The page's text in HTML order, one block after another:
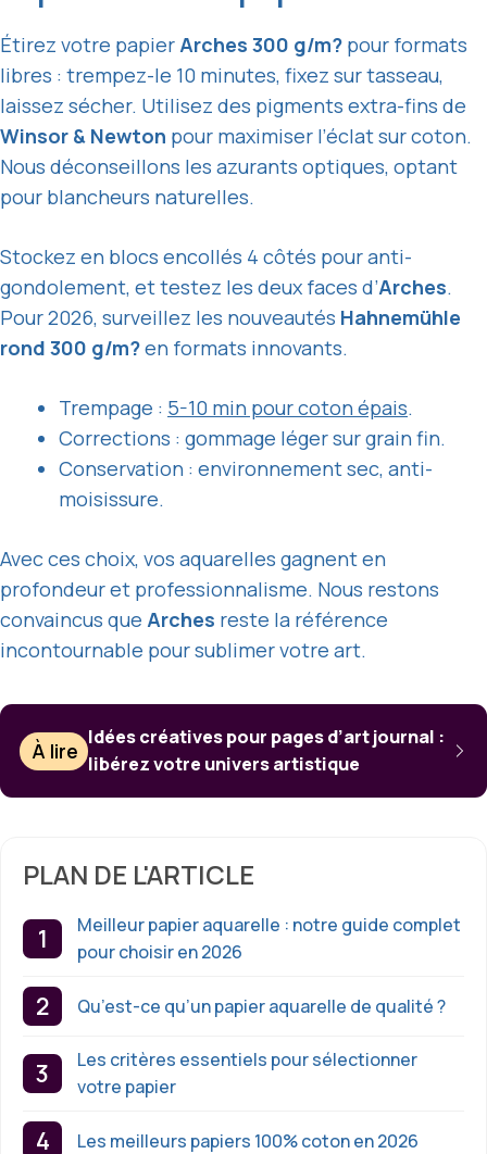
Étirez votre papierArches 300 g/m? pour formats
libres : trempez-le 10 minutes, fixez sur tasseau,
laissez sécher. Utilisez des pigments extra-fins de
Winsor & Newton pour maximiser l’éclat sur coton.
Nous déconseillons les azurants optiques, optant
pour blancheurs naturelles.
Stockez en blocs encollés 4 côtés pour anti-
gondolement, et testez les deux faces d’Arches.
Pour 2026, surveillez les nouveautés Hahnemühle
rond 300 g/m?en formats innovants.
Trempage : 5-10 min pour coton épais.
Corrections : gommage léger sur grain fin.
Conservation : environnement sec, anti-
moisissure.
Avec ces choix, vos aquarelles gagnent en
profondeur et professionnalisme. Nous restons
convaincus que Arches reste la référence
incontournable pour sublimer votre art.
À lire
Idées créatives pour pages d’art journal :
libérez votre univers artistique
PLAN DE L'ARTICLE
Meilleur papier aquarelle : notre guide complet
pour choisir en 2026
Qu’est-ce qu’un papier aquarelle de qualité ?
Les critères essentiels pour sélectionner
votre papier
Les meilleurs papiers 100% coton en 2026